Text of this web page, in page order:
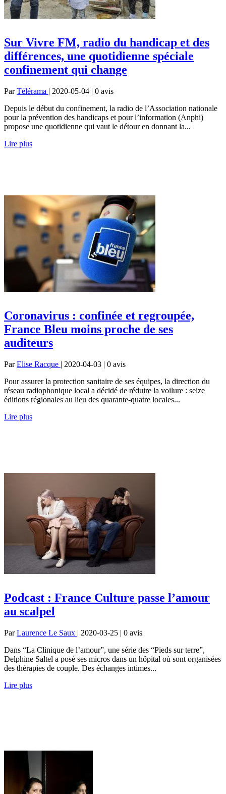
Sur Vivre FM, radio du handicap et des
différences, une quotidienne spéciale
confinement qui change
ParTélérama | 2020-05-04 | 0 avis
Depuis le début du confinement, la radio de l’Association nationale
pour la prévention des handicaps et pour l’information (Anphi)
propose une quotidienne qui vaut le détour en donnant la...
Lire plus
Coronavirus : confinée et regroupée,
France Bleu moins proche de ses
auditeurs
ParElise Racque | 2020-04-03 | 0 avis
Pour assurer la protection sanitaire de ses équipes, la direction du
réseau radiophonique local a décidé de réduire la voilure : seize
éditions régionales au lieu des quarante-quatre locales...
Lire plus
Podcast : France Culture passe l’amour
au scalpel
ParLaurence Le Saux | 2020-03-25 | 0 avis
Dans “La Clinique de l’amour”, une série des “Pieds sur terre”,
Delphine Saltel a posé ses micros dans un hôpital où sont organisées
des thérapies de couple. Des échanges intimes...
Lire plus